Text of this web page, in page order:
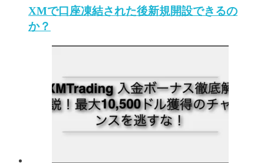
XMで口座凍結された後新規開設できるの
か？